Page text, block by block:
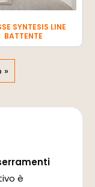
SYNTESIS LINE
BATTENTE
»
è